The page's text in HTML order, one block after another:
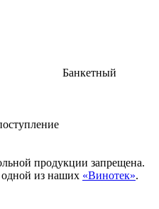
Банкетный
продукции запрещена.
из наших «Винотек».